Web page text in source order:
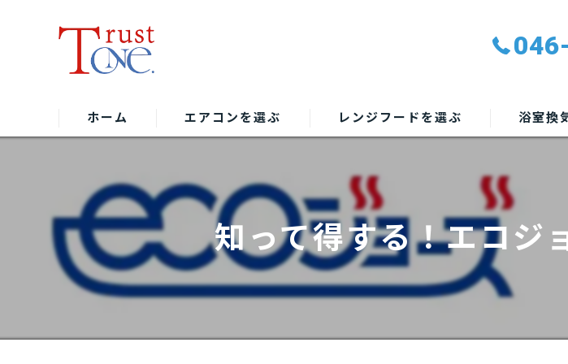
ホーム エアコンを選ぶ レンジフードを選ぶ 浴室換
知って得する！エコジ